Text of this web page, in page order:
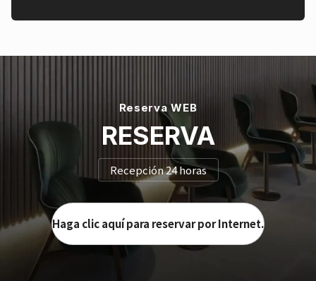
Reserva WEB
RESERVA
Recepción 24 horas
Haga clic aquí para reservar por Internet.